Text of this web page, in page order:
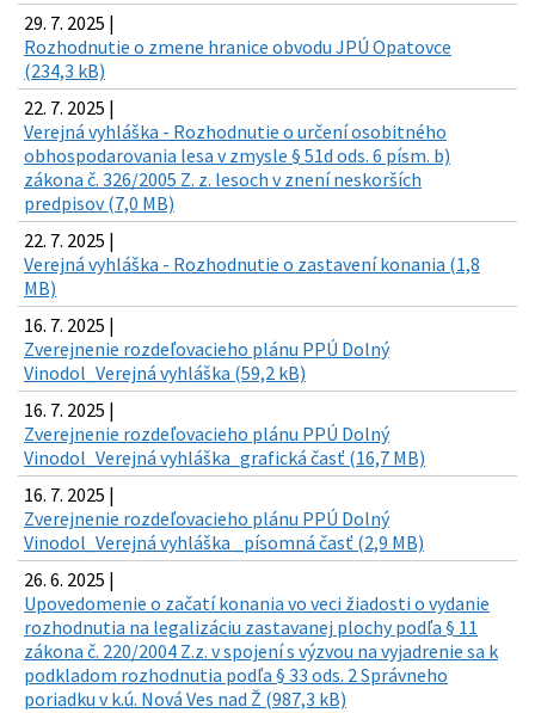
29. 7. 2025 |
Rozhodnutie o zmene hranice obvodu JPÚ Opatovce
(234,3 kB)
22. 7. 2025 |
Verejná vyhláška - Rozhodnutie o určení osobitného
obhospodarovania lesa v zmysle § 51d ods. 6 písm. b)
zákona č. 326/2005 Z. z. lesoch v znení neskorších
predpisov (7,0 MB)
22. 7. 2025 |
Verejná vyhláška - Rozhodnutie o zastavení konania (1,8
MB)
16. 7. 2025 |
Zverejnenie rozdeľovacieho plánu PPÚ Dolný
Vinodol_Verejná vyhláška (59,2 kB)
16. 7. 2025 |
Zverejnenie rozdeľovacieho plánu PPÚ Dolný
Vinodol_Verejná vyhláška_grafická časť (16,7 MB)
16. 7. 2025 |
Zverejnenie rozdeľovacieho plánu PPÚ Dolný
Vinodol_Verejná vyhláška _písomná časť (2,9 MB)
26. 6. 2025 |
Upovedomenie o začatí konania vo veci žiadosti o vydanie
rozhodnutia na legalizáciu zastavanej plochy podľa § 11
zákona č. 220/2004 Z.z. v spojení s výzvou na vyjadrenie sa k
podkladom rozhodnutia podľa § 33 ods. 2 Správneho
poriadku v k.ú. Nová Ves nad Ž (987,3 kB)